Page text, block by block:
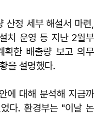
산정 세부 해설서 마련,
치 운영 등 지난 2월부
획한 배출량 보고 의무
을 설명했다.
에 대해 분석해 지금까
다. 환경부는 "이날 논